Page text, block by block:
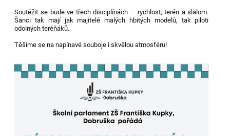
Soutěžit se bude ve třech disciplínách – rychlost, terén a slalom.
Šanci tak mají jak majitelé malých hbitých modelů, tak piloti
odolných teréňáků.
Těšíme se na napínavé souboje i skvělou atmosféru!